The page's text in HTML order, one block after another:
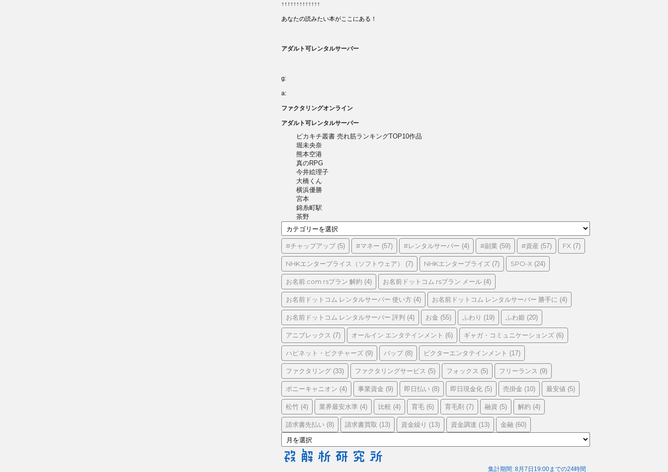
↑↑↑↑↑↑↑↑↑↑↑↑↑
あなたの読みたい本がここにある！
アダルト可レンタルサーバー
g:
a:
ファクタリングオンライン
アダルト可レンタルサーバー
ピカキチ叢書 売れ筋ランキングTOP10作品
堀未央奈
熊本空港
真のRPG
今井絵理子
大橋くん
横浜優勝
宮本
錦糸町駅
茶野
テ
ゴ
リ
ー
#チャップアップ(5) #マネー (57) #レンタルサーバー (4) #副業 (59) #資産 (57) FX (7)
NHKエンタープライス（ソフトウェア） (7) NHKエンタープライズ (7) SPO-X (24)
お名前.com rsプラン 解約 (4) お名前ドットコム rsプラン メール (4)
お名前ドットコム レンタルサーバー 使い方 (4) お名前ドットコム レンタルサーバー 勝手に (4)
お名前ドットコム レンタルサーバー 評判 (4) お金 (55) ふわり (19) ふわ姫 (20)
アニプレックス (7) オールイン エンタテインメント (6) ギャガ・コミュニケーションズ (6)
ハピネット・ピクチャーズ (9) バップ(8) ビクターエンタテインメント (17)
ファクタリング (33) ファクタリングサービス (5) フォックス (5) フリーランス (9)
ポニーキャニオン (4) 事業資金 (9) 即日払い (8) 即日現金化 (5) 売掛金 (10) 最安値 (5)
松竹 (4) 業界最安水準 (4) 比較 (4) 育毛 (6) 育毛剤 (7) 融資 (5) 解約 (4)
請求書先払い (8) 請求書買取 (13) 資金繰り (13) 資金調達 (13) 金融 (60)
ー
カ
イ